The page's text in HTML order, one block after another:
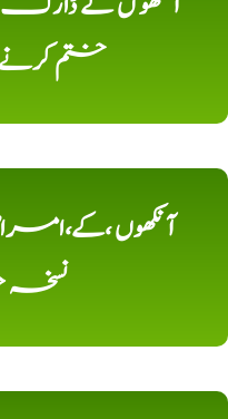
ختم کرنے
آنکھوں